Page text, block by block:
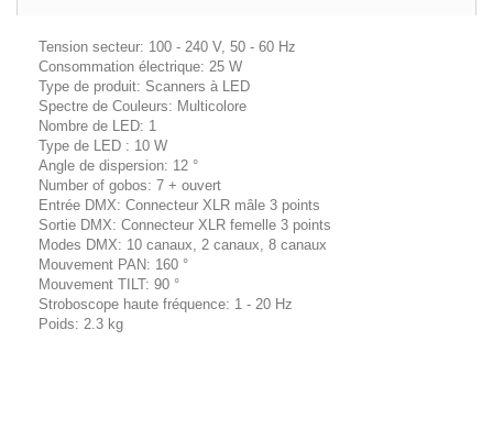
Tension secteur: 100 - 240 V, 50 - 60 Hz
Consommation électrique: 25 W
Type de produit: Scanners à LED
Spectre de Couleurs: Multicolore
Nombre de LED: 1
Type de LED : 10 W
Angle de dispersion: 12 °
Number of gobos: 7 + ouvert
Entrée DMX: Connecteur XLR mâle 3 points
Sortie DMX: Connecteur XLR femelle 3 points
Modes DMX: 10 canaux, 2 canaux, 8 canaux
Mouvement PAN: 160 °
Mouvement TILT: 90 °
Stroboscope haute fréquence: 1 - 20 Hz
Poids: 2.3 kg